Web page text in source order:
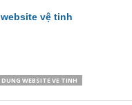
vệ tinh
WEBSITE VE TINH